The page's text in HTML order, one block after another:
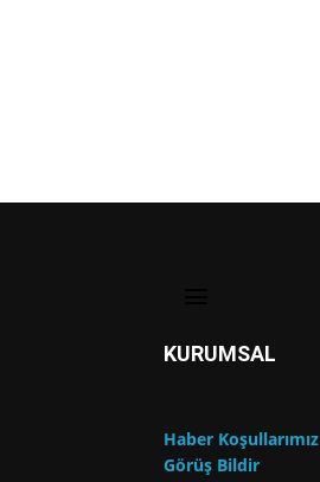
KURUMSAL
Haber Koşullarımız
Görüş Bildir